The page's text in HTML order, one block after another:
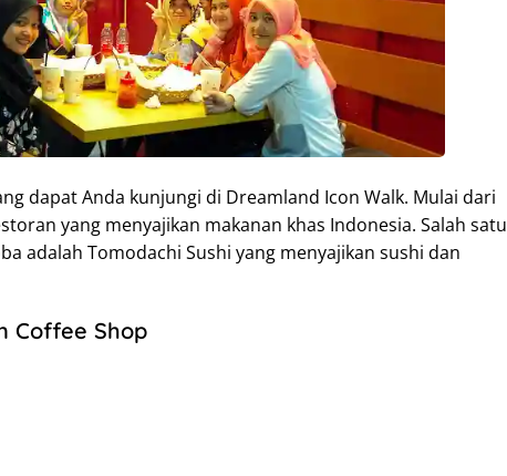
dapat Anda kunjungi di Dreamland Icon Walk. Mulai dari
yang menyajikan makanan khas Indonesia. Salah satu
adalah Tomodachi Sushi yang menyajikan sushi dan
Coffee Shop